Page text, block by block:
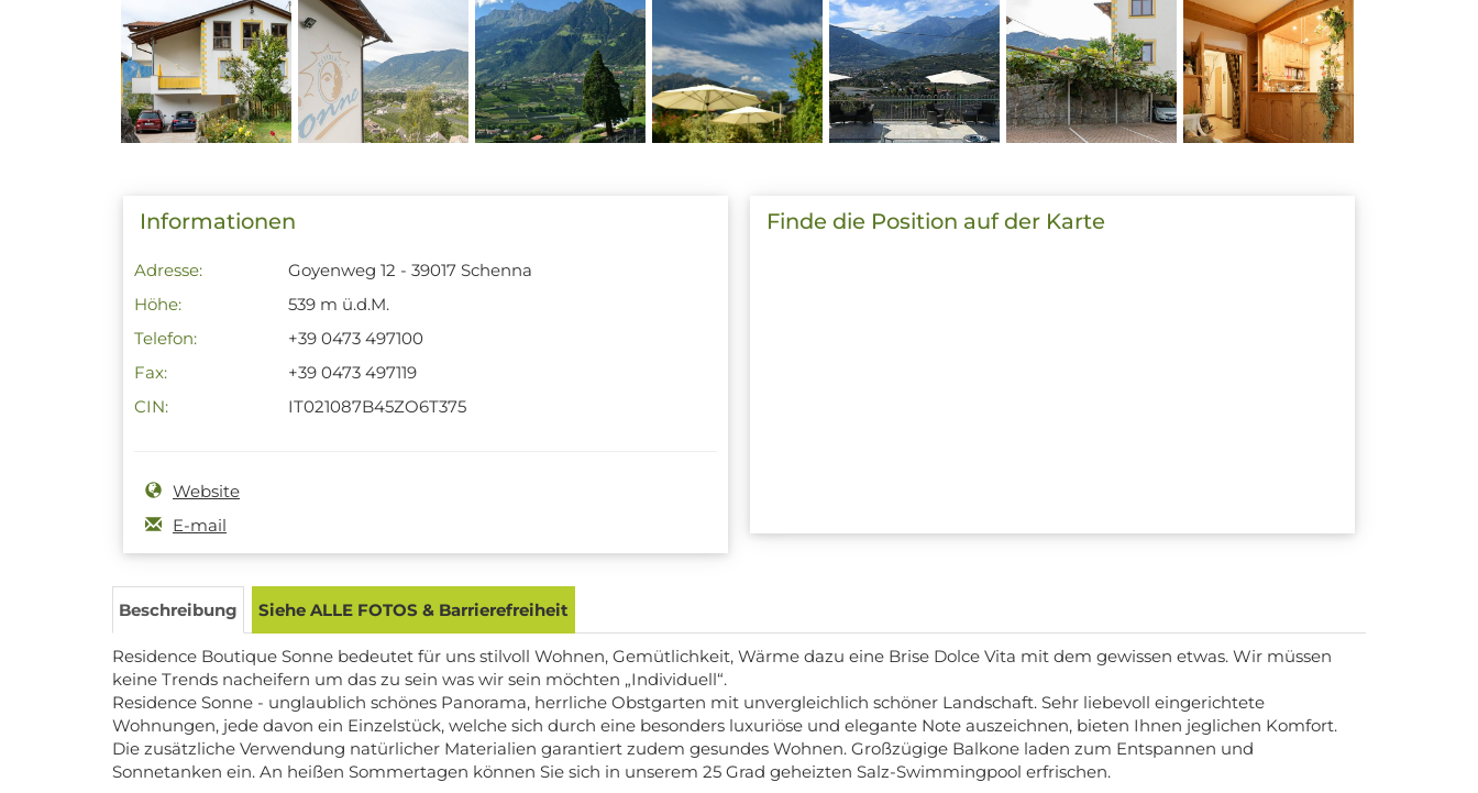
Informationen
Adresse:
Goyenweg 12 - 39017 Schenna
Höhe:
539 m ü.d.M.
Telefon:
+39 0473 497100
Fax:
+39 0473 497119
CIN:
IT021087B45ZO6T375
Website
E-mail
Finde die Position auf der Karte
Beschreibung Siehe ALLE FOTOS & Barrierefreiheit
Residence Boutique Sonne bedeutet für uns stilvoll Wohnen, Gemütlichkeit, Wärme dazu eine Brise Dolce Vita mit dem gewissen etwas. Wir müssen
keine Trends nacheifern um das zu sein was wir sein möchten „Individuell“.
Residence Sonne - unglaublich schönes Panorama, herrliche Obstgarten mit unvergleichlich schöner Landschaft. Sehr liebevoll eingerichtete
Wohnungen, jede davon ein Einzelstück, welche sich durch eine besonders luxuriöse und elegante Note auszeichnen, bieten Ihnen jeglichen Komfort.
Die zusätzliche Verwendung natürlicher Materialien garantiert zudem gesundes Wohnen. Großzügige Balkone laden zum Entspannen und
Sonnetanken ein. An heißen Sommertagen können Sie sich in unserem 25 Grad geheizten Salz-Swimmingpool erfrischen.